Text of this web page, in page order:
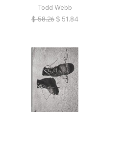
Todd Webb
$ 58.26 $ 51.84